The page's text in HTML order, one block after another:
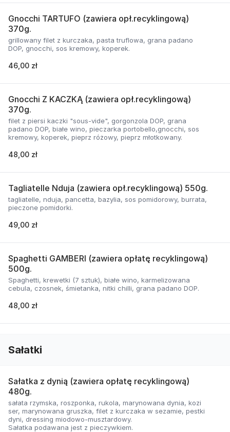
Gnocchi TARTUFO (zawiera opł.recyklingową)
370g.
grillowany filet z kurczaka, pasta truflowa, grana padano
DOP, gnocchi, sos kremowy, koperek.
46,00 zł
Gnocchi Z KACZKĄ (zawiera opł.recyklingową)
370g.
filet z piersi kaczki "sous-vide", gorgonzola DOP, grana
padano DOP, białe wino, pieczarka portobello,gnocchi, sos
kremowy, koperek, pieprz różowy, pieprz młotkowany.
48,00 zł
Tagliatelle Nduja (zawiera opł.recyklingową) 550g.
tagliatelle, nduja, pancetta, bazylia, sos pomidorowy, burrata,
pieczone pomidorki.
49,00 zł
Spaghetti GAMBERI (zawiera opłatę recyklingową)
500g.
Spaghetti, krewetki (7 sztuk), białe wino, karmelizowana
cebula, czosnek, śmietanka, nitki chilli, grana padano DOP.
48,00 zł
Sałatki
Sałatka z dynią (zawiera opłatę recyklingową)
480g.
sałata rzymska, roszponka, rukola, marynowana dynia, kozi
ser, marynowana gruszka, filet z kurczaka w sezamie, pestki
dyni, dressing miodowo-musztardowy.
Sałatka podawana jest z pieczywkiem.